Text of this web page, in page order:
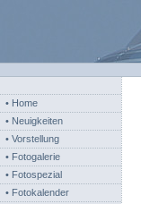
• Home
• Neuigkeiten
• Vorstellung
• Fotogalerie
• Fotospezial
• Fotokalender